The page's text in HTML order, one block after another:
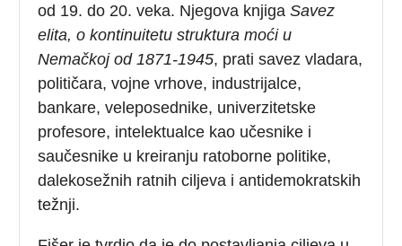
od 19. do 20. veka. Njegova knjigaSavez
elita, o kontinuitetu struktura moći u
Nemačkoj od 1871-1945, prati savez vladara,
političara, vojne vrhove, industrijalce,
bankare, veleposednike, univerzitetske
profesore, intelektualce kao učesnike i
saučesnike u kreiranju ratoborne politike,
dalekosežnih ratnih ciljeva i antidemokratskih
težnji.